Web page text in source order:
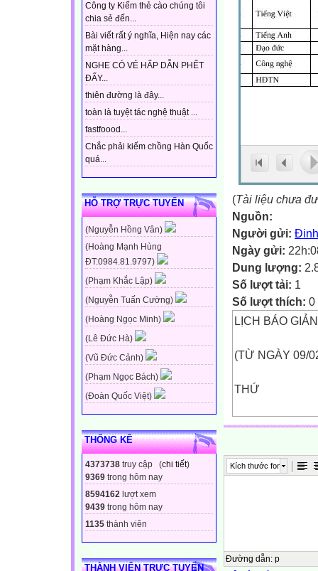
Công ty Kiếm thẻ cào chúng tôi
chia sẻ đến...
Bài viết rất ý nghĩa, Hiện nay các
mặt hàng...
NGHE CÓ VẺ HẤP DẪN PHẾT
ĐẤY...
thiên đường là đây...
toàn là tuyệt tác nghệ thuật ...
fastfoood...
Chắc phải kiếm chồng Hàn Quốc
quá...
HỖ TRỢ TRỰC TUYẾN
(Nguyễn Hồng Vân)
(Hoàng Mạnh Hùng
ĐT:0984.81.9797)
(Phạm Khắc Lập)
(Nguyễn Tuấn Cường)
(Hoàng Ngọc Minh)
(Lê Đức Hà)
(Vũ Đức Cảnh)
(Phạm Ngọc Bách)
(Đoàn Quốc Việt)
THỐNG KÊ
4373738 truy cập (chi tiết)
9369 trong hôm nay
8594162 lượt xem
9439 trong hôm nay
1135 thành viên
THÀNH VIÊN TRỰC TUYẾN
(Tài liệu chưa
Nguồn:
Người gửi:
Ngày gửi:
Dung lượng:
Số lượt tải: 1
Số lượt thích: 0
LỊCH BÁO
(TỪ NGÀY 09/
THỨ
BUỔI
Sáng
Hai
Kích thước font
Đường dẫn: p